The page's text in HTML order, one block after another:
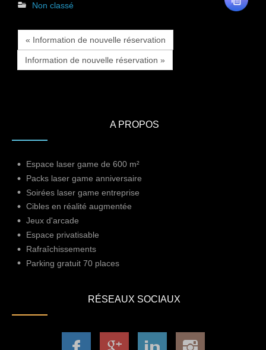
Non classé
« Information de nouvelle réservation
Information de nouvelle réservation »
A PROPOS
Espace laser game de 600 m²
Packs laser game anniversaire
Soirées laser game entreprise
Cibles en réalité augmentée
Jeux d'arcade
Espace privatisable
Rafraîchissements
Parking gratuit 70 places
RÉSEAUX SOCIAUX